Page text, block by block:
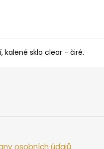
kalené sklo clear - čiré.
osobních údajů